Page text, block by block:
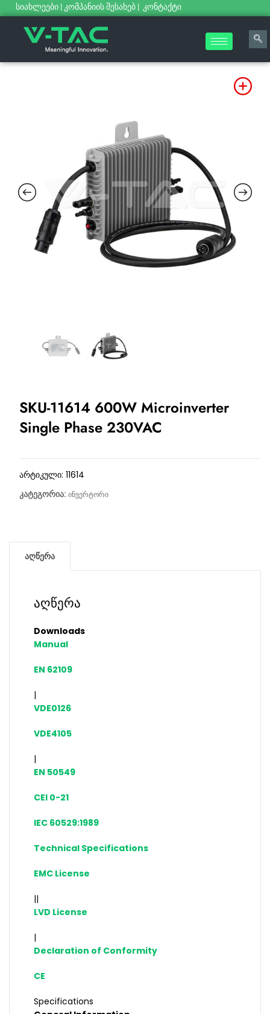
სიახლეები | კომპანიის შესახებ | კონტაქტი
SKU-11614 600W Microinverter
Single Phase 230VAC
არტიკული: 11614
კატეგორია: ინვერტორი
აღწერა
აღწერა
Downloads
Manual
EN 62109
|
VDE0126
VDE4105
|
EN 50549
CEI 0-21
IEC 60529:1989
Technical Specifications
EMC License
||
LVD License
|
Declaration of Conformity
CE
Specifications